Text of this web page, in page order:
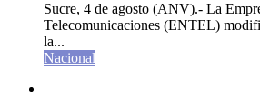
Sucre, 4 de agosto (ANV).- La
Telecomunicaciones (ENTEL)
la...
Nacional